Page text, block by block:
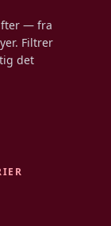
— fra
Filtrer
det